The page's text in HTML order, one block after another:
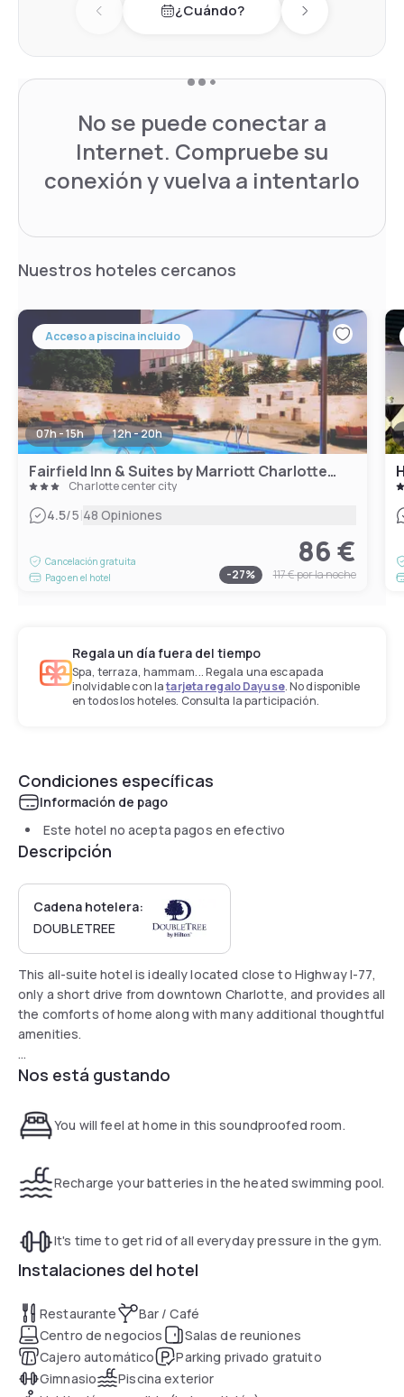
Previous day¿Cuándo? Next day
No se puede conectar a
Internet. Compruebe su
conexión y vuelva a intentarlo
Nuestros hoteles cercanos
Acceso a piscina incluido
07h - 15h 12h - 20h
Fairfield Inn & Suites by Marriott Charlotte Uptown
Charlotte center city
4.5/5|48 Opiniones
Cancelación gratuita
Pago en el hotel
86 €
-27% 117 €por la noche
Regala un día fuera del tiempo
Spa, terraza, hammam... Regala una escapada
inolvidable con latarjeta regalo Dayuse. No disponible
en todos los hoteles. Consulta la participación.
Condiciones específicas
Información de pago
Este hotel no acepta pagos en efectivo
Descripción
Cadena hotelera:
DOUBLETREE
This all-suite hotel is ideally located close to Highway I-77,
only a short drive from downtown Charlotte, and provides all
the comforts of home along with many additional thoughtful
amenities.
Guests at the Doubletree Guest Suites Charlotte/South
an Football game at Bank of America Stadium or visit
Charlotte Motor Speedway. Charlotte-Douglas International
With in-room full kitchens, a modern business center and
staying at the Charlotte/South Park Doubletree Suites. In
addition, the hotel features many on-site services,
including a gift shop, restaurants and car rental service.
Nos está gustando
You will feel at home in this soundproofed room.
Recharge your batteries in the heated swimming pool.
It's time to get rid of all everyday pressure in the gym.
Instalaciones del hotel
Restaurante
Bar / Café
Centro de negocios
Salas de reuniones
Cajero automático
Parking privado gratuito
Gimnasio
Piscina exterior